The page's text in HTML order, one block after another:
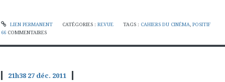
LIEN PERMANENT CATÉGORIES : REVUE TAGS : CAHIERS DU CINÉMA,POSITIF
66 COMMENTAIRES
21h38 27 déc. 2011